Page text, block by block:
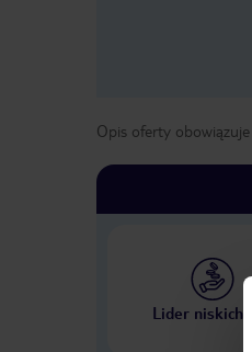
Opis oferty
Lider niskich